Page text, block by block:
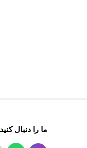
ما را دنبال کنید